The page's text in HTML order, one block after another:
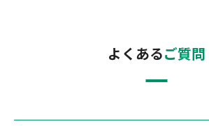
よくあるご質問